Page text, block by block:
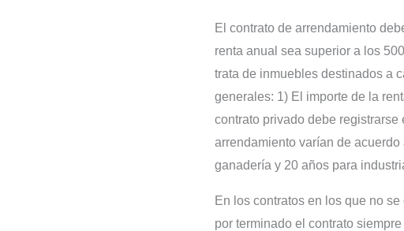
El contrato de arrendamiento
renta anual sea superior a los
trata de inmuebles destinados a
generales: 1) El importe de la
contrato privado debe
arrendamiento varían de
ganadería y 20 años para
En los contratos en los que no
por terminado el contrato